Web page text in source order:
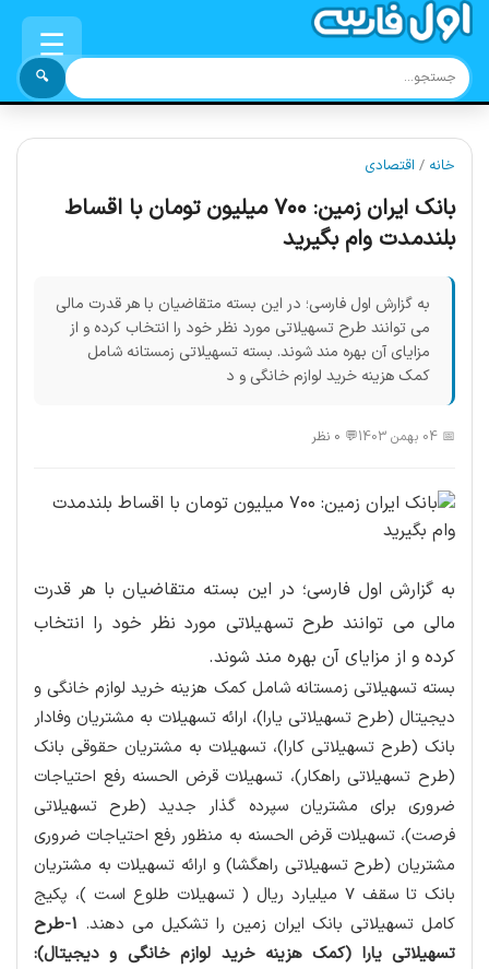
☰
🔍
خانه / اقتصادی
بانک ایران زمین: ۷۰۰ میلیون تومان با اقساط
بلندمدت وام بگیرید
به گزارش اول فارسی؛ در این بسته متقاضیان با هر قدرت مالی
می توانند طرح تسهیلاتی مورد نظر خود را انتخاب کرده و از
مزایای آن بهره مند شوند. بسته تسهیلاتی زمستانه شامل
کمک هزینه خرید لوازم خانگی و د
📅 04 بهمن 1403 💬 0 نظر
به گزارش اول فارسی؛ در این بسته متقاضیان با هر قدرت
مالی می توانند طرح تسهیلاتی مورد نظر خود را انتخاب
کرده و از مزایای آن بهره مند شوند.
بسته تسهیلاتی زمستانه شامل کمک هزینه خرید لوازم خانگی و
دیجیتال (طرح تسهیلاتی یارا)، ارائه تسهیلات به مشتریان وفادار
بانک (طرح تسهیلاتی کارا)، تسهیلات به مشتریان حقوقی بانک
(طرح تسهیلاتی راهکار)، تسهیلات قرض الحسنه رفع احتیاجات
ضروری برای مشتریان سپرده گذار جدید (طرح تسهیلاتی
فرصت)، تسهیلات قرض الحسنه به منظور رفع احتیاجات ضروری
مشتریان (طرح تسهیلاتی راهگشا) و ارائه تسهیلات به مشتریان
بانک تا سقف 7 میلیارد ریال ( تسهیلات طلوع است )، پکیج
کامل تسهیلاتی بانک ایران زمین را تشکیل می دهند.
1-طرح
تسهیلاتی یارا (کمک هزینه خرید لوازم خانگی و دیجیتال):